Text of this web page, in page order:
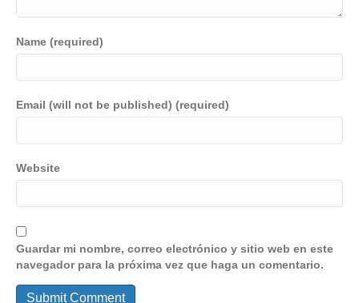
Name (required)
Email (will not be published) (required)
Website
Guardar mi nombre, correo electrónico y sitio web en este
navegador para la próxima vez que haga un comentario.